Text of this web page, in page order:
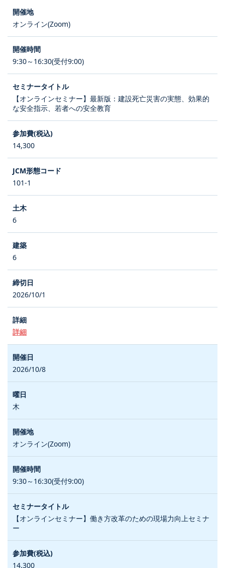
オンライン(Zoom)
9:30～16:30(受付9:00)
【オンラインセミナー】最新版：建設死亡災害の実態、効果的
な安全指示、若者への安全教育
14,300
101-1
6
6
2026/10/1
詳細
2026/10/8
木
オンライン(Zoom)
9:30～16:30(受付9:00)
【オンラインセミナー】働き方改革のための現場力向上セミナ
ー
14,300